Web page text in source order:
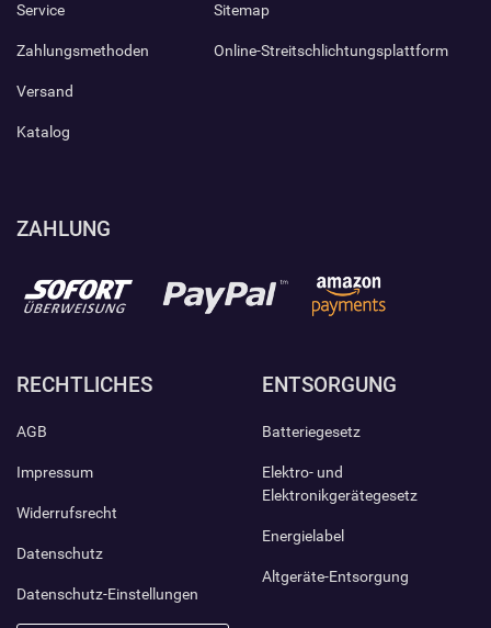
Service
Zahlungsmethoden
Versand
Katalog
Sitemap
Online-Streitschlichtungsplattform
ZAHLUNG
RECHTLICHES
AGB
Impressum
Widerrufsrecht
Datenschutz
Datenschutz-Einstellungen
ENTSORGUNG
Batteriegesetz
Elektro- und
Elektronikgerätegesetz
Energielabel
Altgeräte-Entsorgung